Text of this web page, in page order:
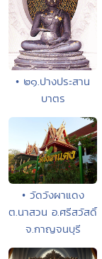
• ๒๑.ปางประสาน
บาตร
• วัดวังผาแดง
ต.นาสวน อ.ศรีสวัสดิ์
จ.กาญจนบุรี